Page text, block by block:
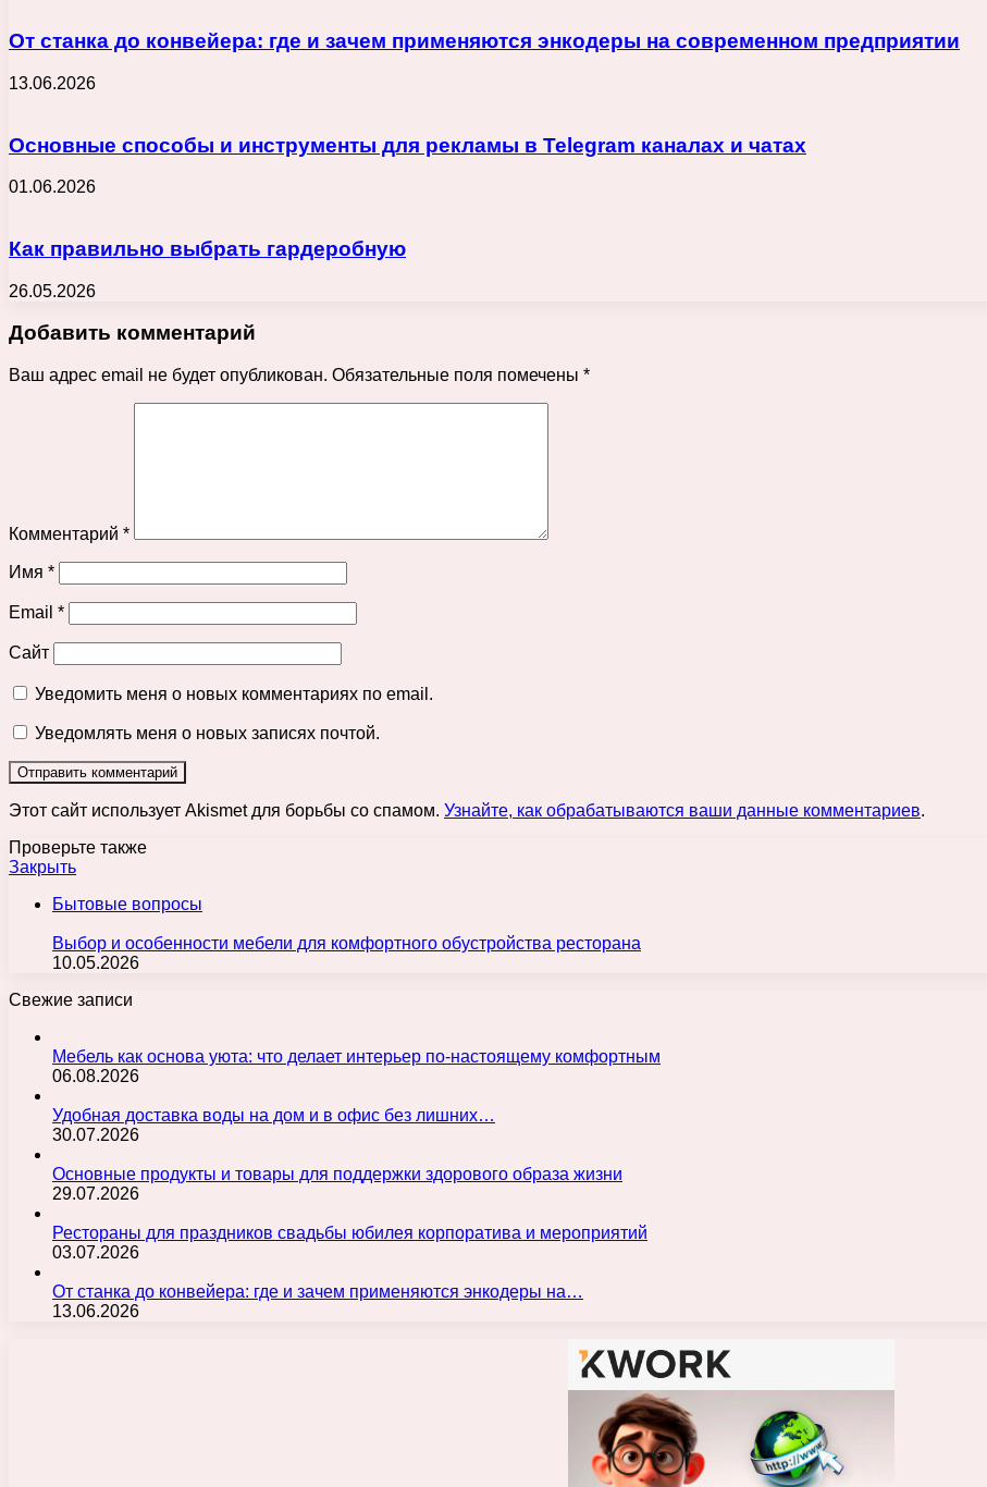
От станка до конвейера: где и зачем применяются энкодеры на современном предприятии
13.06.2026
Основные способы и инструменты для рекламы в Telegram каналах и чатах
01.06.2026
Как правильно выбрать гардеробную
26.05.2026
Добавить комментарий
Ваш адрес email не будет опубликован. Обязательные поля помечены *
Комментарий *
Имя *
Email *
Сайт
Уведомить меня о новых комментариях по email.
Уведомлять меня о новых записях почтой.
Этот сайт использует Akismet для борьбы со спамом. Узнайте, как обрабатываются ваши данные комментариев.
Проверьте также
Закрыть
Бытовые вопросы
Выбор и особенности мебели для комфортного обустройства ресторана
10.05.2026
Свежие записи
Мебель как основа уюта: что делает интерьер по-настоящему комфортным
06.08.2026
Удобная доставка воды на дом и в офис без лишних…
30.07.2026
Основные продукты и товары для поддержки здорового образа жизни
29.07.2026
Рестораны для праздников свадьбы юбилея корпоратива и мероприятий
03.07.2026
От станка до конвейера: где и зачем применяются энкодеры на…
13.06.2026